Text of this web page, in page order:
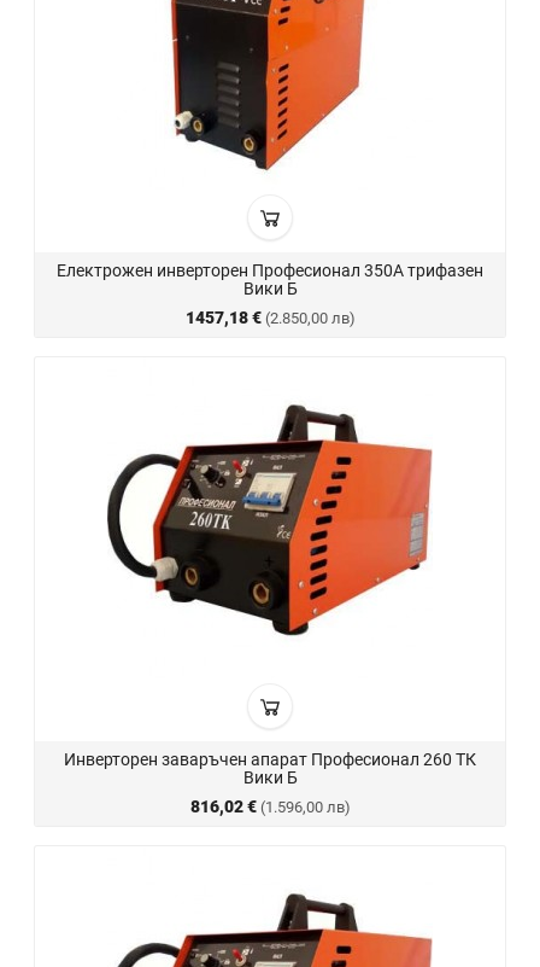
Електрожен инверторен Професионал 350А трифазен
Вики Б
1457,18 € (2.850,00 лв)
Инверторен заваръчен апарат Професионал 260 ТК
Вики Б
816,02 € (1.596,00 лв)